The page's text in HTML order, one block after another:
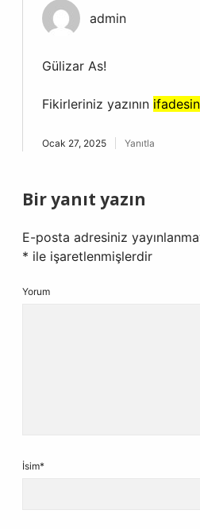
admin
Gülizar As!
Fikirleriniz yazının
Ocak 27, 2025 Yanıtla
Bir yanıt yazın
E-posta adresiniz
* ile işaretlenmişlerdir
Yorum
İsim*